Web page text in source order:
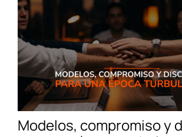
Modelos, compromiso y